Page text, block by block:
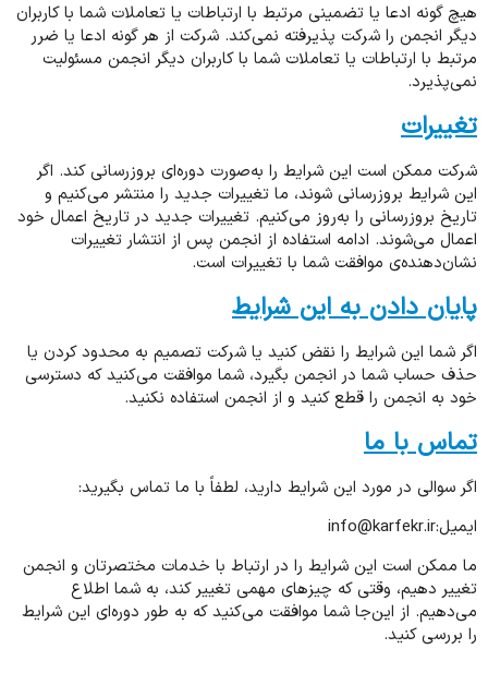
هیچ گونه ادعا یا تضمینی مرتبط با ارتباطات یا تعاملات شما با کاربران
دیگر انجمن را شرکت پذیرفته نمی‌کند. شرکت از هر گونه ادعا یا ضرر
مرتبط با ارتباطات یا تعاملات شما با کاربران دیگر انجمن مسئولیت
نمی‌پذیرد.
تغییرات
شرکت ممکن است این شرایط را به‌صورت دوره‌ای بروزرسانی کند. اگر
این شرایط بروزرسانی شوند، ما تغییرات جدید را منتشر می‌کنیم و
تاریخ بروزرسانی را به‌روز می‌کنیم. تغییرات جدید در تاریخ اعمال خود
اعمال می‌شوند. ادامه استفاده از انجمن پس از انتشار تغییرات
نشان‌دهنده‌ی موافقت شما با تغییرات است.
پایان دادن به این شرایط
اگر شما این شرایط را نقض کنید یا شرکت تصمیم به محدود کردن یا
حذف حساب شما در انجمن بگیرد، شما موافقت می‌کنید که دسترسی
خود به انجمن را قطع کنید و از انجمن استفاده نکنید.
تماس با ما
اگر سوالی در مورد این شرایط دارید، لطفاً با ما تماس بگیرید:
ایمیل:info@karfekr.ir
ما ممکن است این شرایط را در ارتباط با خدمات مختصرتان و انجمن
تغییر دهیم، وقتی که چیزهای مهمی تغییر کند، به شما اطلاع
می‌دهیم. از این‌جا شما موافقت می‌کنید که به طور دوره‌ای این شرایط
را بررسی کنید.